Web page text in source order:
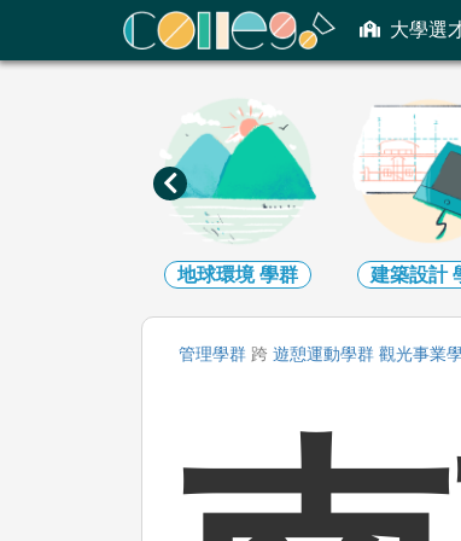
大學選
ColleGo! 大學選才與高中育才輔助系統
地球環境學群 建築設計
管理學群 跨 遊憩運動學群 觀光事業